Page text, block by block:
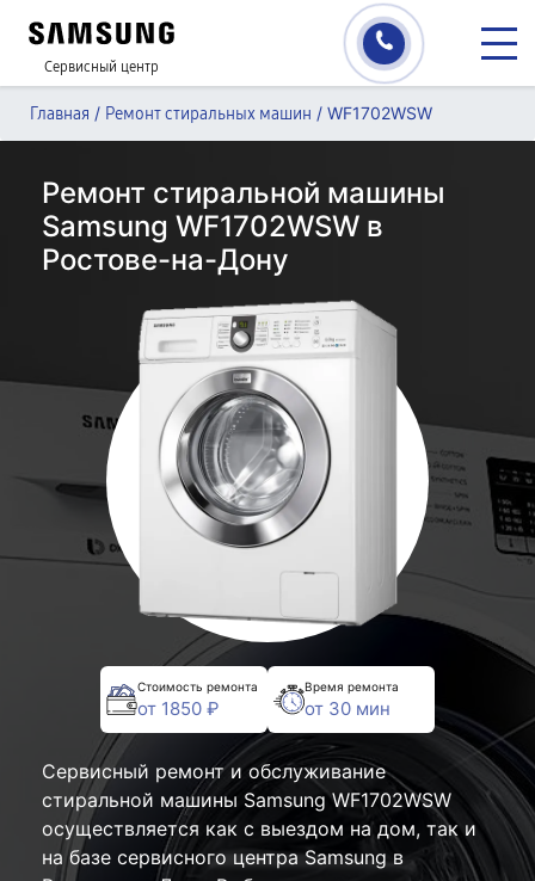
Сервисный центр
Главная / Ремонт стиральных машин / WF1702WSW
Ремонт стиральной машины
Samsung WF1702WSW в
Ростове-на-Дону
Стоимость ремонта
от 1850 ₽
Время ремонта
от 30 мин
Сервисный ремонт и обслуживание
стиральной машины Samsung WF1702WSW
осуществляется как с выездом на дом, так и
на базе сервисного центра Samsung в